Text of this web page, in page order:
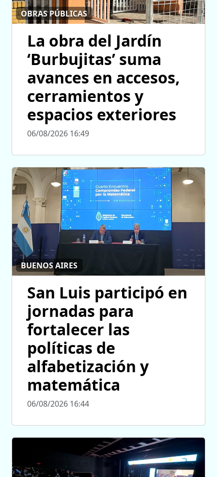
OBRAS PÚBLICAS
La obra del Jardín
‘Burbujitas’ suma
avances en accesos,
cerramientos y
espacios exteriores
06/08/2026 16:49
BUENOS AIRES
San Luis participó en
jornadas para
fortalecer las
políticas de
alfabetización y
matemática
06/08/2026 16:44